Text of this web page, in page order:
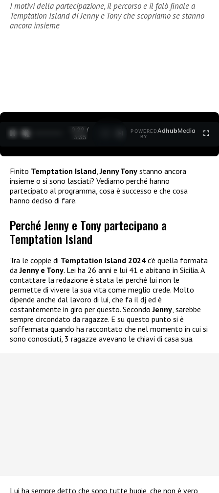
I motivi della partecipazione, il percorso e il falò finale a
Temptation Island di Jenny e Tony che scopriamo se stanno
ancora insieme
0:30 /
3:35
POWERED
BY
AdhubMedia
Finito Temptation Island ,Jenny Tony stanno ancora
insieme o si sono lasciati? Vediamo perché hanno
partecipato al programma, cosa è successo e che cosa
hanno deciso di fare.
Perché Jenny e Tony partecipano a
Temptation Island
Tra le coppie di Temptation Island 2024c’è quella formata
daJenny e Tony. Lei ha 26 anni e lui 41 e abitano in Sicilia. A
contattare la redazione è stata lei perché lui non le
permette di vivere la sua vita come meglio crede. Molto
dipende anche dal lavoro di lui, che fa il dj ed è
costantemente in giro per questo. SecondoJenny, sarebbe
sempre circondato da ragazze. E su questo punto si è
soffermata quando ha raccontato che nel momento in cui si
sono conosciuti, 3 ragazze avevano le chiavi di casa sua.
Lui ha sempre detto che sono tutte bugie, che non è vero